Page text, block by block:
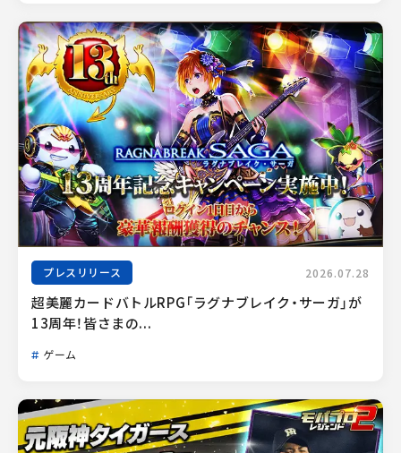
プレスリリース 2026.07.28
超美麗カードバトルRPG「ラグナブレイク・サーガ」が
13周年！皆さまの...
ゲーム